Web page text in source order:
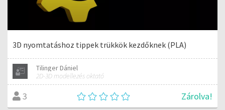
3D nyomtatáshoz tippek trükkök kezdőknek (PLA)
Tilinger Dániel
2D-3D modellezés oktató
3 Zárolva!